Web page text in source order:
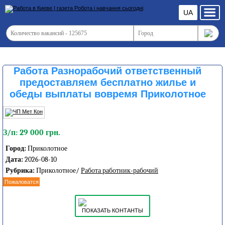
UA
Работа Разнорабочий ответственный
предоставляем бесплатно жилье и
обеды выплаты вовремя Приколотное
З/п: 29 000 грн.
Город: Приколотное
Дата: 2026-08-10
Рубрика: Приколотное/ Работа работник-рабочий
Пожаловатся
ПОКАЗАТЬ КОНТАНТЫ